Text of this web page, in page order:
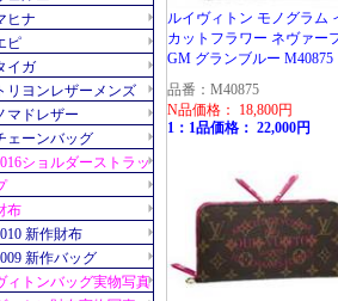
ルイヴィトン モノグラム
カットフラワー ネヴァー
GM グランブルー M40875
品番：M40875
N品価格： 18,800円
1：1品価格： 22,000円